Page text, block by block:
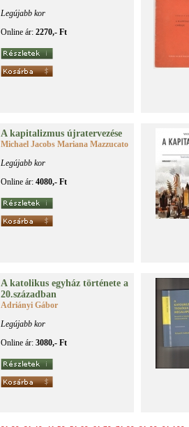
Legújabb kor
Online ár: 2270,- Ft
A ka­pi­ta­liz­mus új­ra­ter­ve­zé­se
Michael Jacobs Mariana Mazzucato
Legújabb kor
Online ár: 4080,- Ft
A ka­to­li­kus egy­ház tör­té­ne­te a
20.​század­ban
Adriányi Gábor
Legújabb kor
Online ár: 3080,- Ft